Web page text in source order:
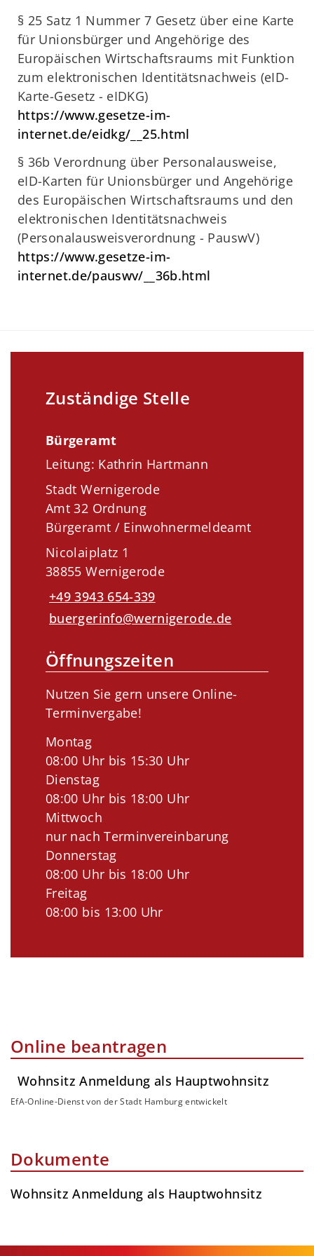
§ 25 Satz 1 Nummer 7 Gesetz über eine Karte
für Unionsbürger und Angehörige des
Europäischen Wirtschaftsraums mit Funktion
zum elektronischen Identitätsnachweis (eID-
Karte-Gesetz - eIDKG)
https://www.gesetze-im-
internet.de/eidkg/__25.html
§ 36b Verordnung über Personalausweise,
eID-Karten für Unionsbürger und Angehörige
des Europäischen Wirtschaftsraums und den
elektronischen Identitätsnachweis
(Personalausweisverordnung - PauswV)
https://www.gesetze-im-
internet.de/pauswv/__36b.html
Zuständige Stelle
Bürgeramt
Leitung: Kathrin Hartmann
Stadt Wernigerode
Amt 32 Ordnung
Bürgeramt / Einwohnermeldeamt
Nicolaiplatz 1
38855 Wernigerode
+49 3943 654-339
buergerinfo@wernigerode.de
Öffnungszeiten
Nutzen Sie gern unsere Online-
Terminvergabe!
Montag
08:00 Uhr bis 15:30 Uhr
Dienstag
08:00 Uhr bis 18:00 Uhr
Mittwoch
nur nach Terminvereinbarung
Donnerstag
08:00 Uhr bis 18:00 Uhr
Freitag
08:00 bis 13:00 Uhr
Online beantragen
Wohnsitz Anmeldung als Hauptwohnsitz
EfA-Online-Dienst von der Stadt Hamburg entwickelt
Dokumente
Wohnsitz Anmeldung als Hauptwohnsitz